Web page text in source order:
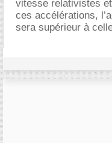
vitesse relativistes
ces accélérations,
sera supérieur à